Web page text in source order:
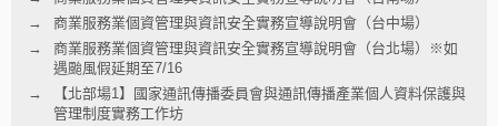
商業服務業個資管理與資訊安全實務宣導說明會（台中場）
商業服務業個資管理與資訊安全實務宣導說明會（台北場）※如
遇颱風假延期至7/16
【北部場1】國家通訊傳播委員會與通訊傳播產業個人資料保護與
管理制度實務工作坊